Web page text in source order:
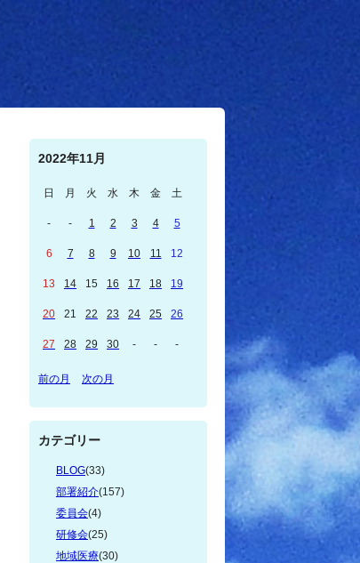
2022年11月
日 月 火 水 木 金 土
- - 1 2 3 4 5
6 7 8 9 10 11 12
13 14 15 16 17 18 19
20 21 22 23 24 25 26
27 28 29 30 - - -
前の月 次の月
カテゴリー
BLOG(33)
部署紹介(157)
委員会(4)
研修会(25)
地域医療(30)